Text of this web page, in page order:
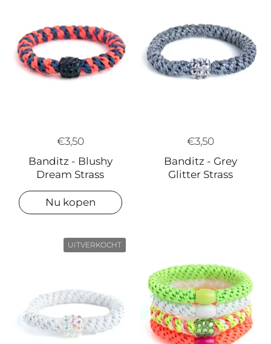
€3,50
Banditz - Blushy
Dream Strass
Nu kopen
€3,50
Banditz - Grey
Glitter Strass
UITVERKOCHT